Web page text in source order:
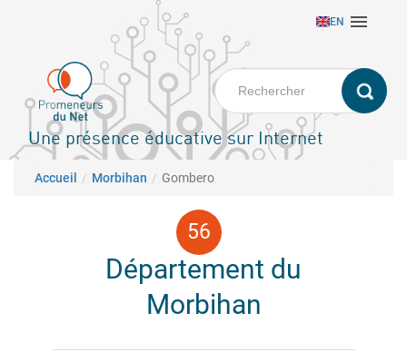
principal
EN 
Une présence éducative sur Internet
Fil d'Ariane
Accueil Morbihan Gombero
Département du
Morbihan